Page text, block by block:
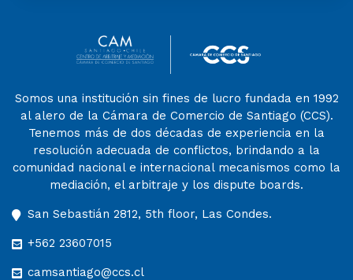
Somos una institución sin fines de lucro fundada en 1992
al alero de la Cámara de Comercio de Santiago (CCS).
Tenemos más de dos décadas de experiencia en la
resolución adecuada de conflictos, brindando a la
comunidad nacional e internacional mecanismos como la
mediación, el arbitraje y los dispute boards.
San Sebastián 2812, 5th floor, Las Condes.
+562 23607015
camsantiago@ccs.cl